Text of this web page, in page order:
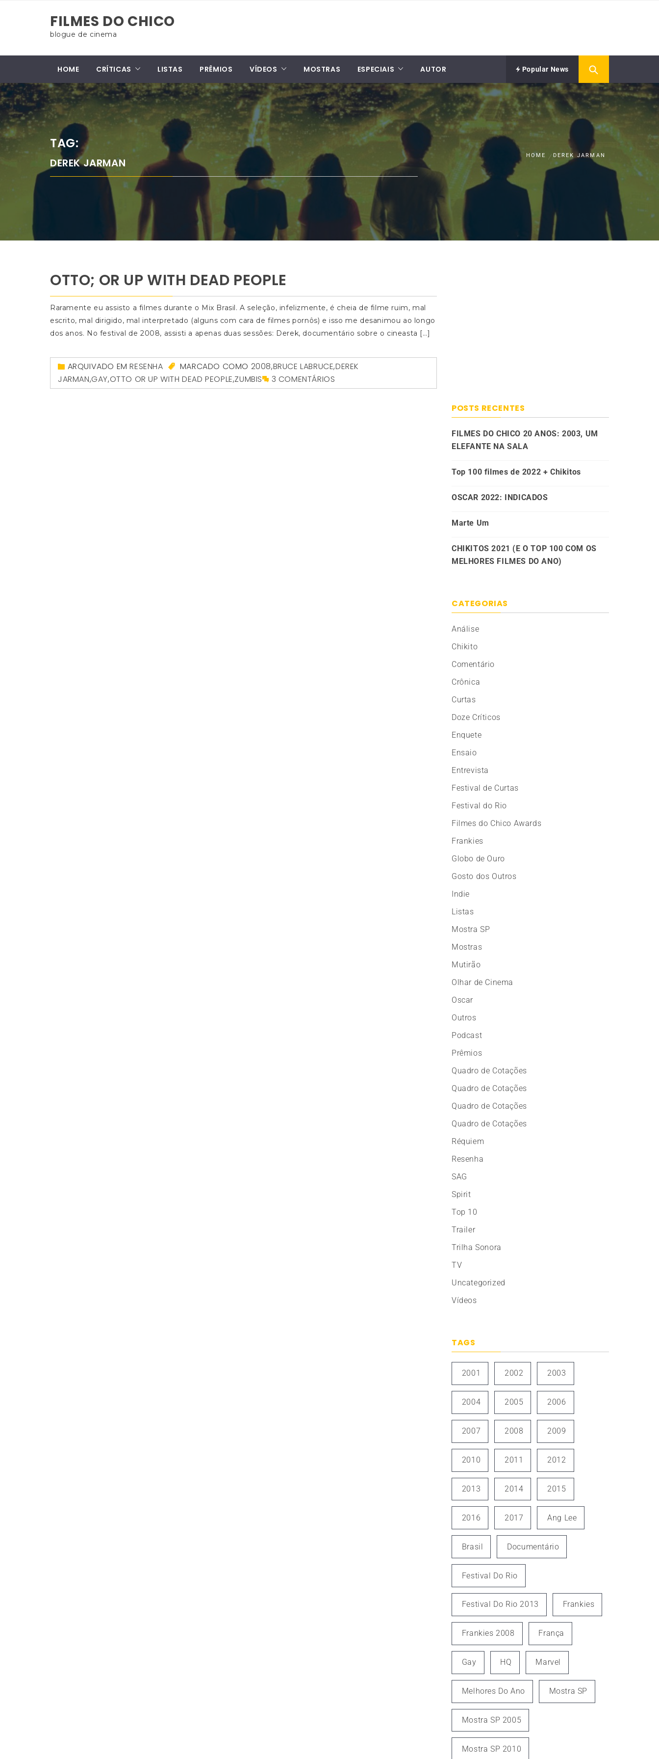
FILMES DO CHICO
blogue de cinema
HOME CRÍTICAS LISTAS PRÊMIOS VÍDEOS MOSTRAS ESPECIAIS AUTOR Popular News
TAG:
DEREK JARMAN
HOME DEREK JARMAN
OTTO; OR UP WITH DEAD PEOPLE
Raramente eu assisto a filmes durante o Mix Brasil. A seleção, infelizmente, é cheia de filme ruim, mal
escrito, mal dirigido, mal interpretado (alguns com cara de filmes pornôs) e isso me desanimou ao longo
dos anos. No festival de 2008, assisti a apenas duas sessões: Derek, documentário sobre o cineasta […]
ARQUIVADO EMRESENHA MARCADO COMO 2008,BRUCE LABRUCE,DEREK
JARMAN,GAY,OTTO OR UP WITH DEAD PEOPLE,ZUMBIS 3 COMENTÁRIOS
POSTS RECENTES
FILMES DO CHICO 20 ANOS: 2003, UM
ELEFANTE NA SALA
Top 100 filmes de 2022 + Chikitos
OSCAR 2022: INDICADOS
Marte Um
CHIKITOS 2021 (E O TOP 100 COM OS
MELHORES FILMES DO ANO)
CATEGORIAS
Análise
Chikito
Comentário
Crônica
Curtas
Doze Críticos
Enquete
Ensaio
Entrevista
Festival de Curtas
Festival do Rio
Filmes do Chico Awards
Frankies
Globo de Ouro
Gosto dos Outros
Indie
Listas
Mostra SP
Mostras
Mutirão
Olhar de Cinema
Oscar
Outros
Podcast
Prêmios
Quadro de Cotações
Quadro de Cotações
Quadro de Cotações
Quadro de Cotações
Réquiem
Resenha
SAG
Spirit
Top 10
Trailer
Trilha Sonora
TV
Uncategorized
Vídeos
TAGS
2001 2002 2003
2004 2005 2006
2007 2008 2009
2010 2011 2012
2013 2014 2015
2016 2017 Ang Lee
Brasil Documentário
Festival Do Rio
Festival Do Rio 2013 Frankies
Frankies 2008 França
Gay HQ Marvel
Melhores Do Ano Mostra SP
Mostra SP 2005
Mostra SP 2010